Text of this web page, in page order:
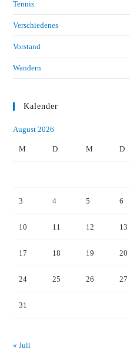
Tennis
Verschiedenes
Vorstand
Wandern
Kalender
August 2026
M D M D
3 4 5 6
10 11 12 13
17 18 19 20
24 25 26 27
31
« Juli